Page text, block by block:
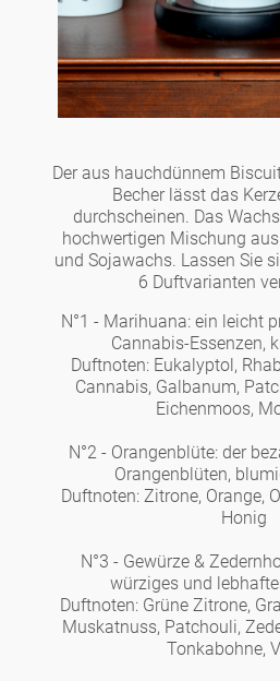
Der aus hauchdünnem
Becher lässt das
durchscheinen. Das
hochwertigen Mischung
und Sojawachs. Lassen Sie
6 Duftvarianten
N°1 - Marihuana: ein leicht
Cannabis-Essenzen,
Duftnoten: Eukalyptol,
Cannabis, Galbanum,
Eichenmoos,
N°2 - Orangenblüte: der
Orangenblüten,
Duftnoten: Zitrone, Orange,
Honig
N°3 - Gewürze &
würziges und
Duftnoten: Grüne Zitrone,
Muskatnuss, Patchouli,
Tonkabohne,